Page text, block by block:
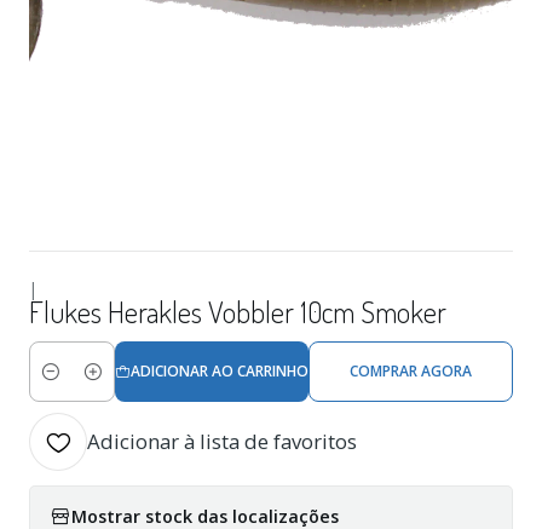
|
Flukes Herakles Vobbler 10cm Smoker
Quantidade
ADICIONAR AO CARRINHO COMPRAR AGORA
Adicionar à lista de favoritos
Mostrar stock das localizações